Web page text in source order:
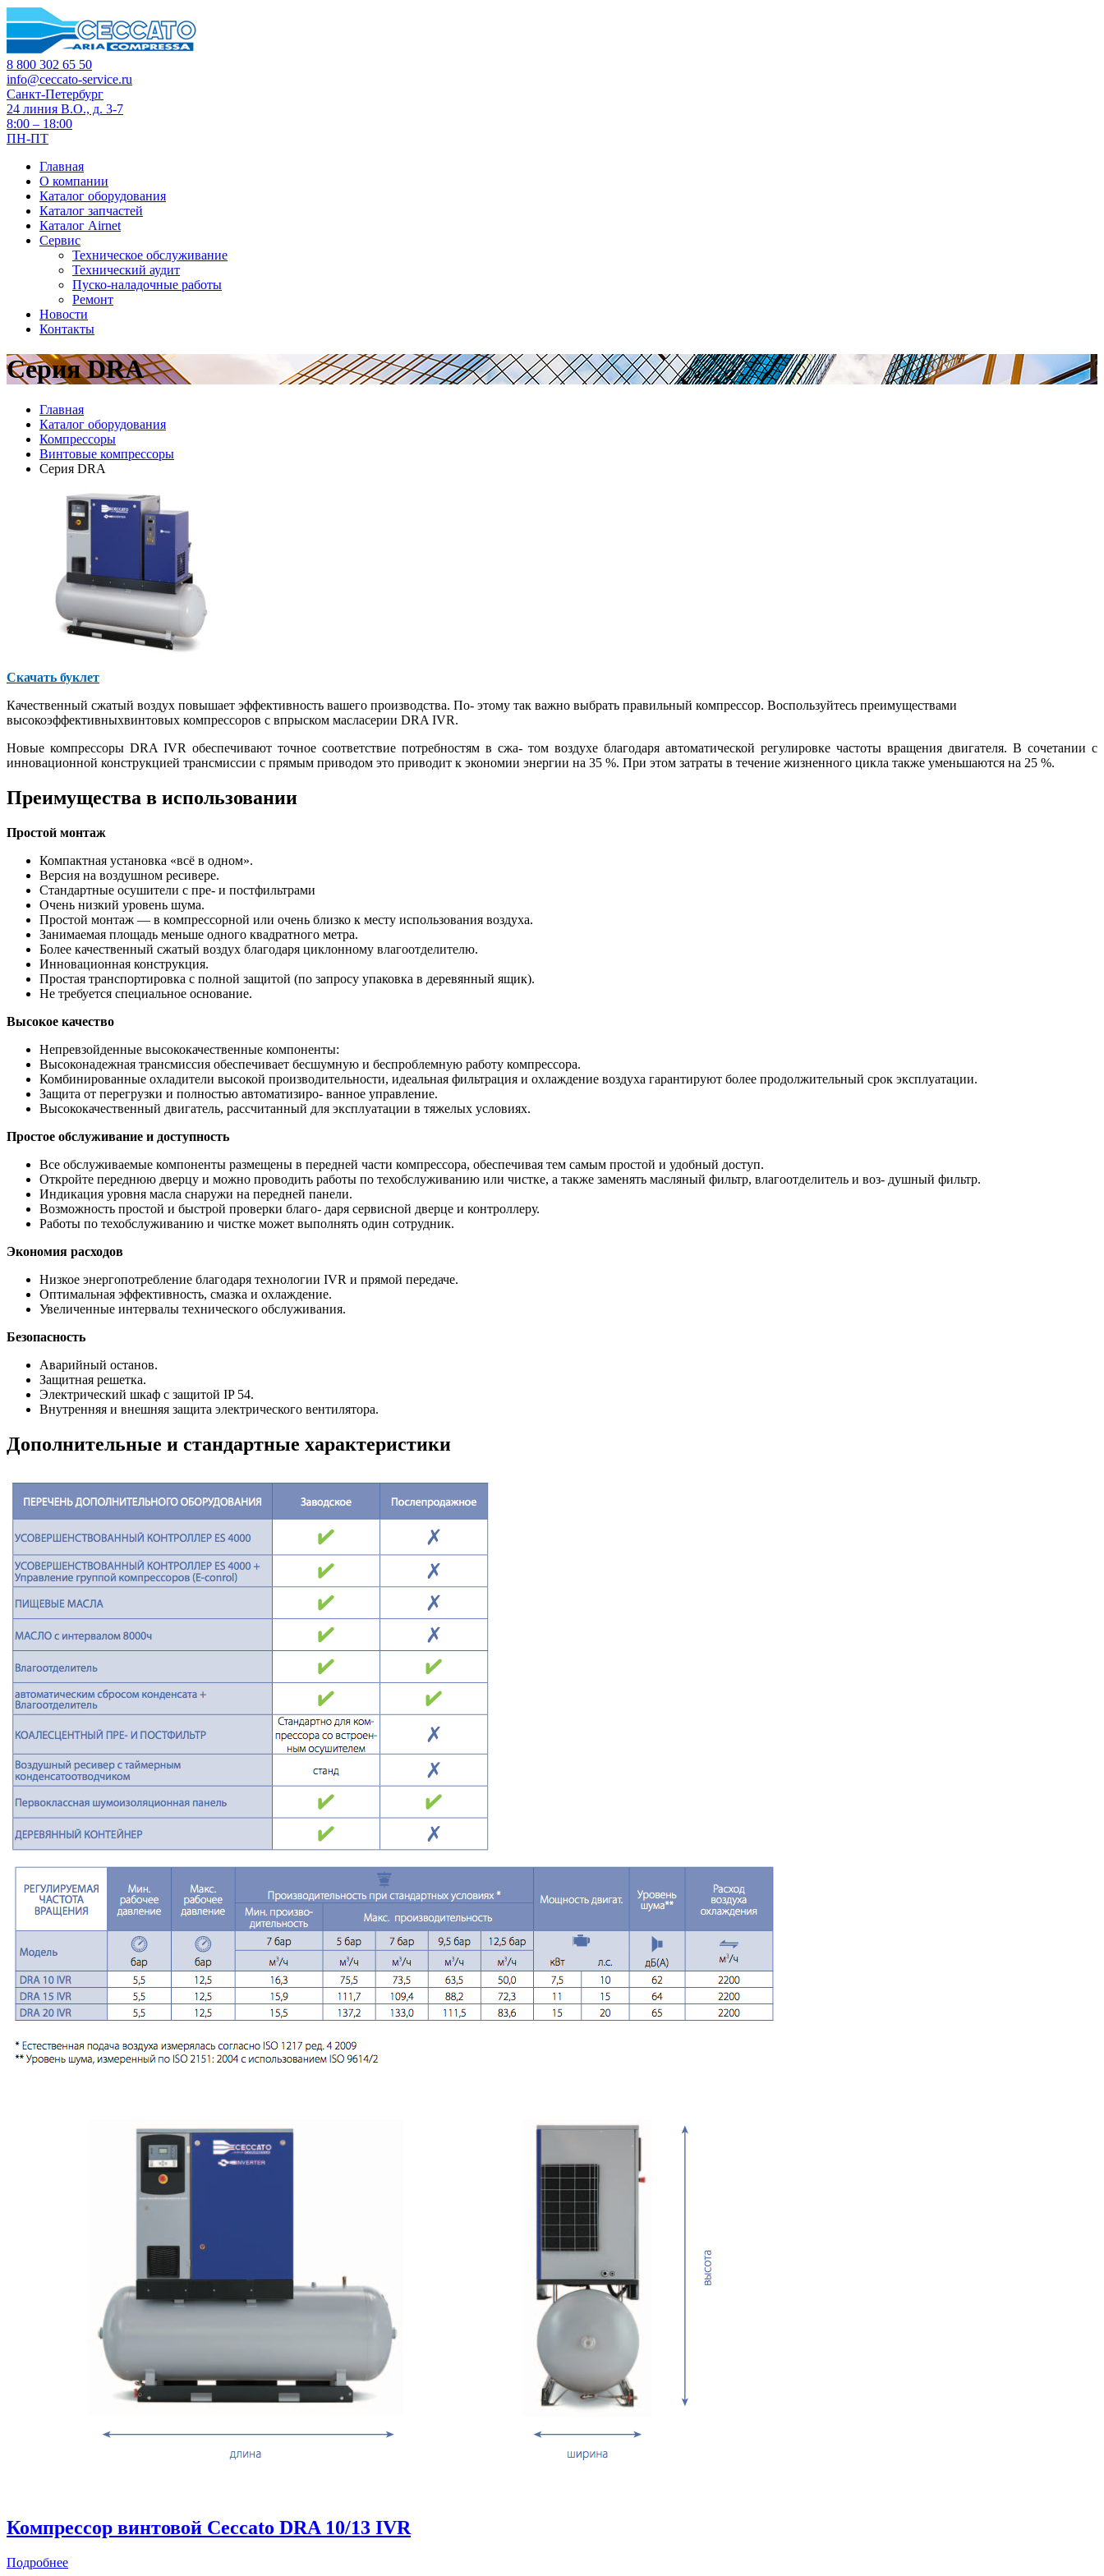
8 800 302 65 50
info@ceccato-service.ru
Санкт-Петербург
24 линия В.О., д. 3-7
8:00 – 18:00
ПН-ПТ
Главная
О компании
Каталог оборудования
Каталог запчастей
Каталог Airnet
Сервис
Техническое обслуживание
Технический аудит
Пуско-наладочные работы
Ремонт
Новости
Контакты
Серия DRA
Главная
Каталог оборудования
Компрессоры
Винтовые компрессоры
Серия DRA
Скачать буклет
Качественный сжатый воздух повышает эффективность вашего производства. По- этому так важно выбрать правильный компрессор. Воспользуйтесь преимуществами
высокоэффективныхвинтовых компрессоров с впрыском масласерии DRA IVR.
Новые компрессоры DRA IVR обеспечивают точное соответствие потребностям в сжа- том воздухе благодаря автоматической регулировке частоты вращения двигателя. В сочетании с
инновационной конструкцией трансмиссии с прямым приводом это приводит к экономии энергии на 35 %. При этом затраты в течение жизненного цикла также уменьшаются на 25 %.
Преимущества в использовании
Простой монтаж
Компактная установка «всё в одном».
Версия на воздушном ресивере.
Стандартные осушители с пре- и постфильтрами
Очень низкий уровень шума.
Простой монтаж — в компрессорной или очень близко к месту использования воздуха.
Занимаемая площадь меньше одного квадратного метра.
Более качественный сжатый воздух благодаря циклонному влагоотделителю.
Инновационная конструкция.
Простая транспортировка с полной защитой (по запросу упаковка в деревянный ящик).
Не требуется специальное основание.
Высокое качество
Непревзойденные высококачественные компоненты:
Высоконадежная трансмиссия обеспечивает бесшумную и беспроблемную работу компрессора.
Комбинированные охладители высокой производительности, идеальная фильтрация и охлаждение воздуха гарантируют более продолжительный срок эксплуатации.
Защита от перегрузки и полностью автоматизиро- ванное управление.
Высококачественный двигатель, рассчитанный для эксплуатации в тяжелых условиях.
Простое обслуживание и доступность
Все обслуживаемые компоненты размещены в передней части компрессора, обеспечивая тем самым простой и удобный доступ.
Откройте переднюю дверцу и можно проводить работы по техобслуживанию или чистке, а также заменять масляный фильтр, влагоотделитель и воз- душный фильтр.
Индикация уровня масла снаружи на передней панели.
Возможность простой и быстрой проверки благо- даря сервисной дверце и контроллеру.
Работы по техобслуживанию и чистке может выполнять один сотрудник.
Экономия расходов
Низкое энергопотребление благодаря технологии IVR и прямой передаче.
Оптимальная эффективность, смазка и охлаждение.
Увеличенные интервалы технического обслуживания.
Безопасность
Аварийный останов.
Защитная решетка.
Электрический шкаф с защитой IP 54.
Внутренняя и внешняя защита электрического вентилятора.
Дополнительные и стандартные характеристики
Компрессор винтовой Ceccato DRA 10/13 IVR
Подробнее